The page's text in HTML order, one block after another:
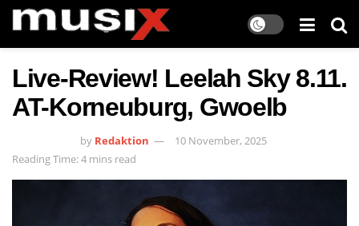
Live-Review! Leelah Sky 8.11.
AT-Korneuburg, Gwoelb
by Redaktion
10 November, 2025
Reading Time: 4 mins read